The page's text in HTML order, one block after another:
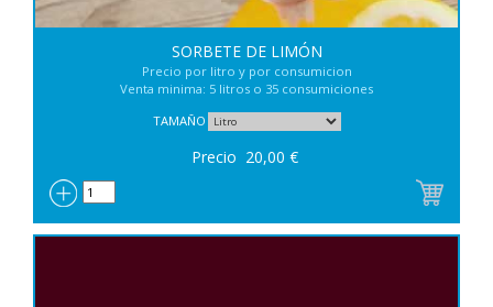
SORBETE DE LIMÓN
Precio por litro y por consumicion
Venta minima: 5 litros o 35 consumiciones
TAMAÑO
Precio 20,00 €